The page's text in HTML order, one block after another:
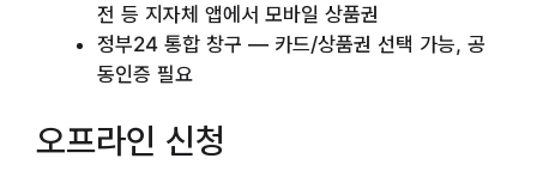
전 등 지자체 앱에서 모바일 상품권
정부24 통합 창구 — 카드/상품권 선택 가능, 공
동인증 필요
오프라인 신청